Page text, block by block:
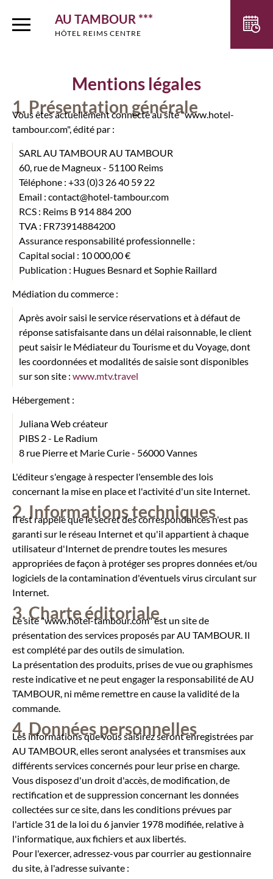
AU TAMBOUR ***
HÔTEL REIMS CENTRE
Mentions légales
Présentation générale
Vous êtes actuellement connecté au site "www.hotel-
tambour.com", édité par :
SARL AU TAMBOUR AU TAMBOUR
60, rue de Magneux - 51100 Reims
Téléphone : +33 (0)3 26 40 59 22
Email : contact@hotel-tambour.com
RCS : Reims B 914 884 200
TVA : FR73914884200
Assurance responsabilité professionnelle :
Capital social : 10 000,00 €
Publication : Hugues Besnard et Sophie Raillard
Médiation du commerce :
Après avoir saisi le service réservations et à défaut de
réponse satisfaisante dans un délai raisonnable, le client
peut saisir le Médiateur du Tourisme et du Voyage, dont
les coordonnées et modalités de saisie sont disponibles
sur son site : www.mtv.travel
Hébergement :
Juliana Web créateur
PIBS 2 - Le Radium
8 rue Pierre et Marie Curie - 56000 Vannes
L'éditeur s'engage à respecter l'ensemble des lois
concernant la mise en place et l'activité d'un site Internet.
Informations techniques
Il est rappelé que le secret des correspondances n'est pas
garanti sur le réseau Internet et qu'il appartient à chaque
utilisateur d'Internet de prendre toutes les mesures
appropriées de façon à protéger ses propres données et/ou
logiciels de la contamination d'éventuels virus circulant sur
Internet.
Charte éditoriale
Le site "www.hotel-tambour.com" est un site de
présentation des services proposés par AU TAMBOUR. Il
est complété par des outils de simulation.
La présentation des produits, prises de vue ou graphismes
reste indicative et ne peut engager la responsabilité de AU
TAMBOUR, ni même remettre en cause la validité de la
commande.
Données personnelles
Les informations que vous saisirez seront enregistrées par
AU TAMBOUR, elles seront analysées et transmises aux
différents services concernés pour leur prise en charge.
Vous disposez d'un droit d'accès, de modification, de
rectification et de suppression concernant les données
collectées sur ce site, dans les conditions prévues par
l'article 31 de la loi du 6 janvier 1978 modifiée, relative à
l'informatique, aux fichiers et aux libertés.
Pour l'exercer, adressez-vous par courrier au gestionnaire
du site, à l'adresse suivante :